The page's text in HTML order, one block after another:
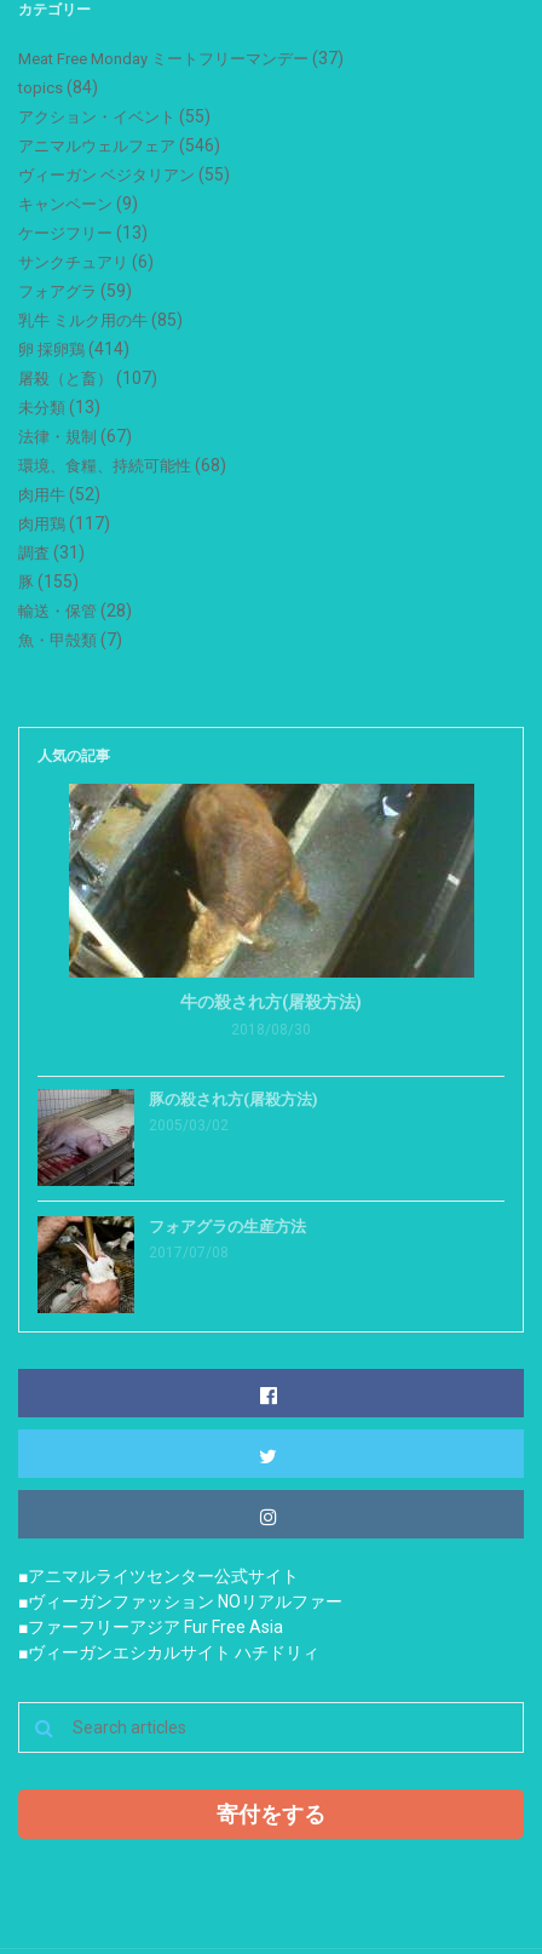
カテゴリー
Meat Free Monday ミートフリーマンデー (37)
topics (84)
アクション・イベント (55)
アニマルウェルフェア (546)
ヴィーガン ベジタリアン (55)
キャンペーン (9)
ケージフリー (13)
サンクチュアリ (6)
フォアグラ (59)
乳牛 ミルク用の牛 (85)
卵 採卵鶏 (414)
屠殺（と畜） (107)
未分類 (13)
法律・規制 (67)
環境、食糧、持続可能性 (68)
肉用牛 (52)
肉用鶏 (117)
調査 (31)
豚 (155)
輸送・保管 (28)
魚・甲殻類 (7)
人気の記事
牛の殺され方(屠殺方法)
2018/08/30
豚の殺され方(屠殺方法)
2005/03/02
フォアグラの生産方法
2017/07/08
■アニマルライツセンター公式サイト
■ヴィーガンファッション NOリアルファー
■ファーフリーアジア Fur Free Asia
■ヴィーガンエシカルサイト ハチドリィ
寄付をする